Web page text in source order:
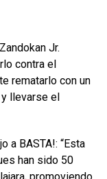
Jr.
contra el
rematarlo con un
y llevarse el
a BASTA!: “Esta
han sido 50